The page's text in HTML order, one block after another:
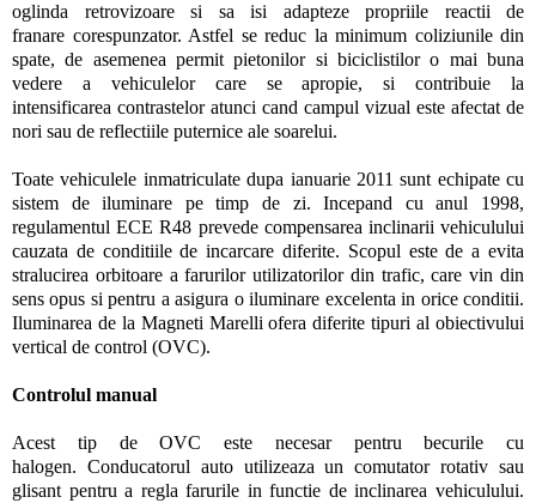
oglinda retrovizoare si sa isi adapteze propriile reactii de
franare corespunzator. Astfel se reduc la minimum coliziunile din
spate, de asemenea permit pietonilor si biciclistilor o mai buna
vedere a vehiculelor care se apropie, si contribuie la
intensificarea contrastelor atunci cand campul vizual este afectat de
nori sau de reflectiile puternice ale soarelui.
Toate vehiculele inmatriculate dupa ianuarie 2011 sunt echipate cu
sistem de iluminare pe timp de zi. Incepand cu anul 1998,
regulamentul ECE R48 prevede compensarea inclinarii vehiculului
cauzata de conditiile de incarcare diferite. Scopul este de a evita
stralucirea orbitoare a farurilor utilizatorilor din trafic, care vin din
sens opus si pentru a asigura o iluminare excelenta in orice conditii.
Iluminarea de la Magneti Marelli ofera diferite tipuri al obiectivului
vertical de control (OVC).
Controlul manual
Acest tip de OVC este necesar pentru becurile cu
halogen. Conducatorul auto utilizeaza un comutator rotativ sau
glisant pentru a regla farurile in functie de inclinarea vehiculului.